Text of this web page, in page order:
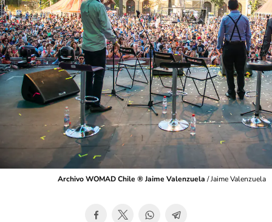
Archivo WOMAD Chile ® Jaime Valenzuela /Jaime Valenzuela